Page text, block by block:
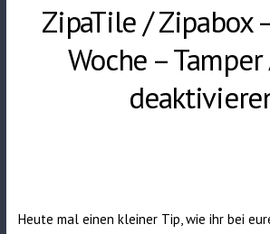
ZipaTile / Zipabox
Woche –
Heute mal einen kleiner Tip, wie ihr bei